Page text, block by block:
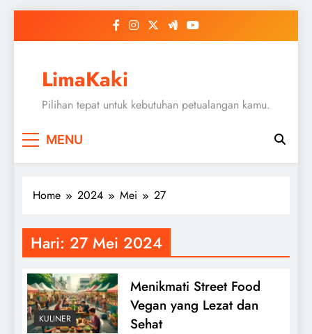
LimaKaki
Pilihan tepat untuk kebutuhan petualangan kamu.
MENU
Home 2024 Mei 27
Hari: 27 Mei 2024
KULINER
Menikmati Street Food
Vegan yang Lezat dan
Sehat